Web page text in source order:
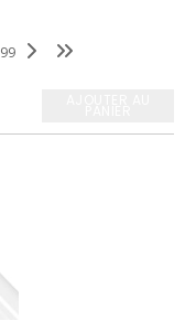
99